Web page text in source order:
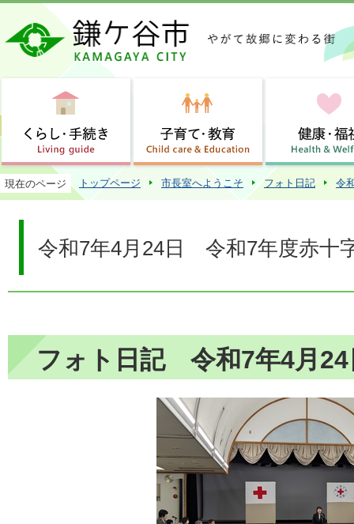
この
現在のページ トップページ 市長室へようこそ フォト日記 令
令和7年4月24日 令和7年度赤十
フォト日記 令和7年4月24